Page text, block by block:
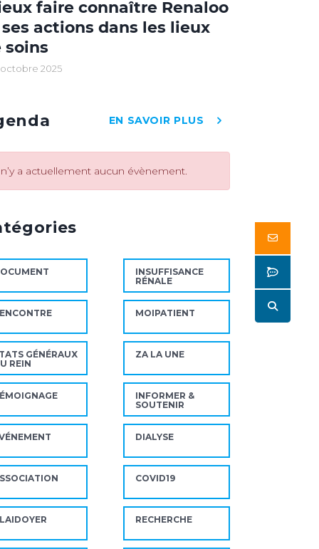
faire connaître Renaloo
actions dans les lieux
soins
2025
EN SAVOIR PLUS
n’y a actuellement aucun évènement.
INSUFFISANCE
RÉNALE
MOIPATIENT
GÉNÉRAUX
REIN
ZA LA UNE
INFORMER &
SOUTENIR
DIALYSE
COVID19
RECHERCHE